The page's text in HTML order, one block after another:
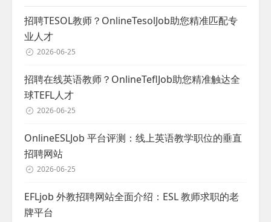
招聘TESOL教师？OnlineTesolJob助您精准匹配专
业人才
2026-06-25
招聘在线英语教师？OnlineTeflJob助您精准触达全
球TEFL人才
2026-06-25
OnlineESLJob 平台评测：线上英语教学职位的垂直
招聘网站
2026-06-25
EFLjob 外教招聘网站全面介绍：ESL 教师求职的老
牌平台